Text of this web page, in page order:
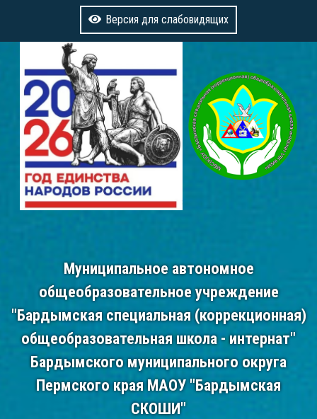
Версия для слабовидящих
Муниципальное автономное
общеобразовательное учреждение
"Бардымская специальная (коррекционная)
общеобразовательная школа - интернат"
Бардымского муниципального округа
Пермского края МАОУ "Бардымская
СКОШИ"